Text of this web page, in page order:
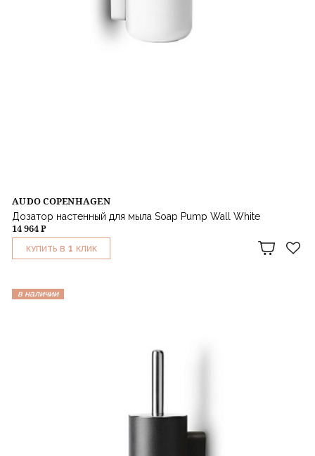
AUDO COPENHAGEN
Дозатор настенный для мыла Soap Pump Wall White
14 964 ₽
КУПИТЬ В 1 КЛИК
в наличии